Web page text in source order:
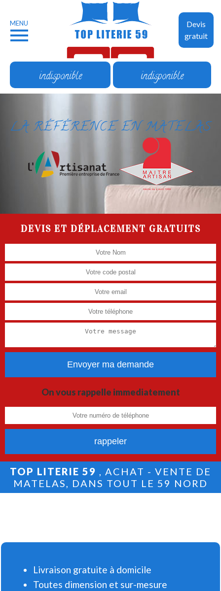
Devis
gratuit
MENU
indisponible indisponible
LA RÉFÉRENCE EN MATELAS
DEVIS ET DÉPLACEMENT GRATUITS
On vous rappelle immediatement
TOP LITERIE 59 , ACHAT - VENTE DE
MATELAS, DANS TOUT LE 59 NORD
Livraison gratuite à domicile
Toutes dimension et sur-mesure